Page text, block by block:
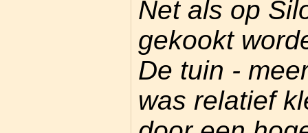
Net als op
gekookt
De tuin -
was relatief